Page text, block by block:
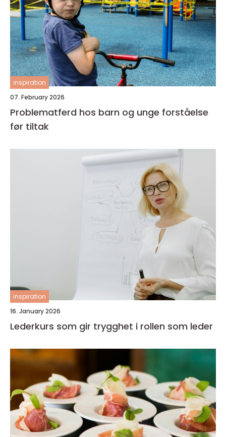
inspiration
07. February 2026
Problematferd hos barn og unge forståelse
før tiltak
inspiration
16. January 2026
Lederkurs som gir trygghet i rollen som leder